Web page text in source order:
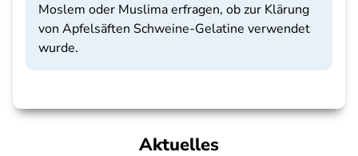
Moslem oder Muslima erfragen, ob zur Klärung
von Apfelsäften Schweine-Gelatine verwendet
wurde.
Aktuelles